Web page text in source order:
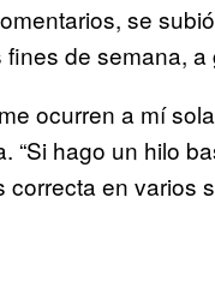
se
de semana,
ocurren a mí
“Si hago un hilo
en varios